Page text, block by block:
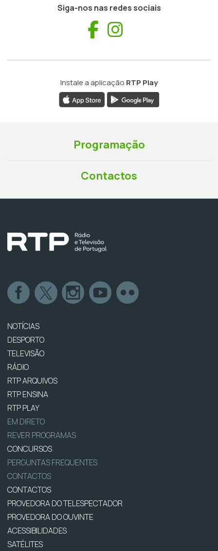
Siga-nos nas redes sociais
Facebook
Instale a aplicação RTP Play
Programação
Contactos
NOTÍCIAS
DESPORTO
TELEVISÃO
RÁDIO
RTP ARQUIVOS
RTP ENSINA
RTP PLAY
EM DIRETO
REVER PROGRAMAS
CONCURSOS
PERGUNTAS FREQUENTES
CONTACTOS
CONTACTOS
PROVEDORA DO TELESPECTADOR
PROVEDORA DO OUVINTE
ACESSIBILIDADES
SATÉLITES